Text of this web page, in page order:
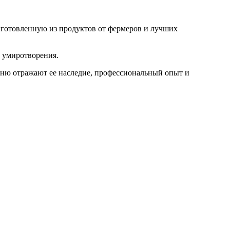
из продуктов от фермеров и лучших
умиротворения.
отражают ее наследие, профессиональный опыт и